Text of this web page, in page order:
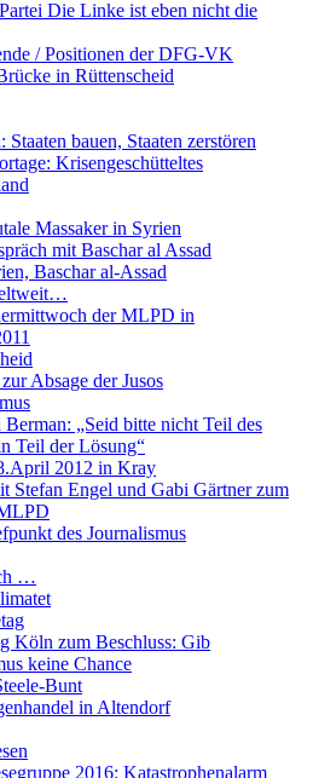
Die Linke ist eben nicht die
/ Positionen der DFG-VK
in Rüttenscheid
Staaten bauen, Staaten zerstören
Krisengeschütteltes
Massaker in Syrien
mit Baschar al Assad
Baschar al-Assad
der MLPD in
Absage der Jusos
Berman: „Seid bitte nicht Teil des
Teil der Lösung“
2012 in Kray
Stefan Engel und Gabi Gärtner zum
des Journalismus
…
Köln zum Beschluss: Gib
keine Chance
Bunt
in Altendorf
2016: Katastrophenalarm